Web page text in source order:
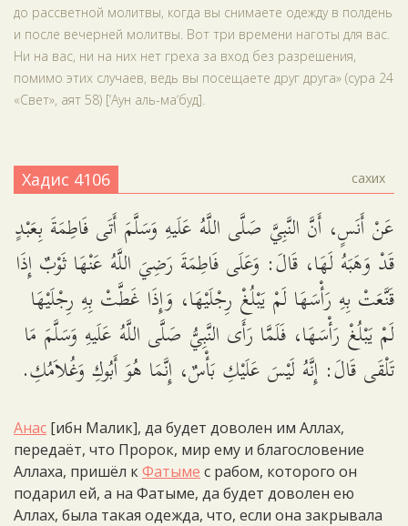
до рассветной молитвы, когда вы снимаете одежду в полдень
и после вечерней молитвы. Вот три времени наготы для вас.
Ни на вас, ни на них нет греха за вход без разрешения,
помимо этих случаев, ведь вы посещаете друг друга» (сура 24
«Свет», аят 58) [‘Аун аль-ма‘буд].
Хадис 4106 сахих
عَنْ أَنَسٍ، أَنَّ النَّبِيَّ صَلَّى اللَّهُ عَلَيهِ وَسَلَّمَ أَتَى فَاطِمَةَ بِعَبْدٍ
قَدْ وَهَبَهُ لَهَا، قَالَ: وَعَلَى فَاطِمَةَ رَضِيَ اللَّهُ عَنْهَا ثَوْبٌ إِذَا
قَنَّعَتْ بِهِ رَأْسَهَا لَمْ يَبْلُغْ رِجْلَيْهَا، وَإِذَا غَطَّتْ بِهِ رِجْلَيْهَا
لَمْ يَبْلُغْ رَأْسَهَا، فَلَمَّا رَأَى النَّبِيُّ صَلَّى اللَّهُ عَلَيهِ وَسَلَّمَ مَا
تَلْقَى قَالَ: إِنَّهُ لَيْسَ عَلَيْكِ بَأْسٌ، إِنَّمَا هُوَ أَبُوكِ وَغُلاَمُكِ.
Анас [ибн Малик], да будет доволен им Аллах,
передаёт, что Пророк, мир ему и благословение
Аллаха, пришёл кФатыме с рабом, которого он
подарил ей, а на Фатыме, да будет доволен ею
Аллах, была такая одежда, что, если она закрывала